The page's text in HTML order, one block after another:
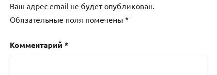
Ваш адрес email не будет опубликован.
Обязательные поля помечены *
Комментарий *